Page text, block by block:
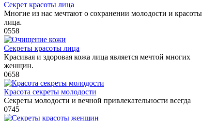
Секрет красоты лица
Многие из нас мечтают о сохранении молодости и красоты
лица.
0558
Секреты красоты лица
Красивая и здоровая кожа лица является мечтой многих
женщин.
0658
Красота секреты молодости
Секреты молодости и вечной привлекательности всегда
0745